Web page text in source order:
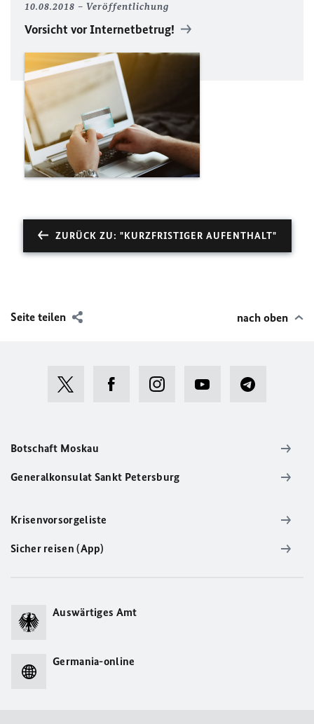
10.08.2018 Veröffentlichung
Vorsicht vor Internetbetrug!
ZURÜCK ZU: "KURZFRISTIGER AUFENTHALT"
Seite teilen nach oben
Botschaft Moskau
Generalkonsulat Sankt Petersburg
Krisenvorsorgeliste
Sicher reisen (App)
Auswärtiges Amt
Germania-online